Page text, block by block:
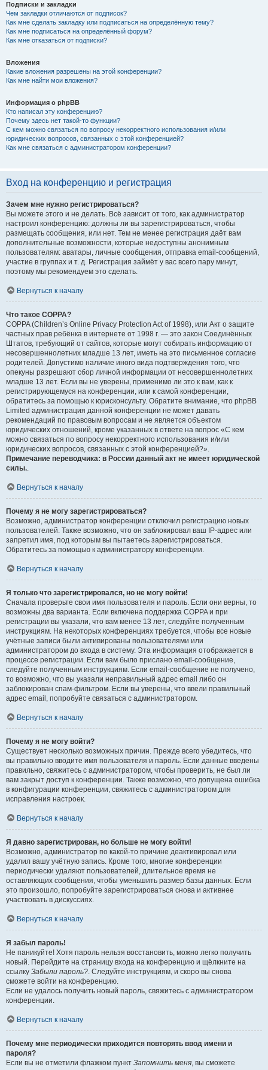
Подписки и закладки
Чем закладки отличаются от подписок?
Как мне сделать закладку или подписаться на определённую тему?
Как мне подписаться на определённый форум?
Как мне отказаться от подписки?
Вложения
Какие вложения разрешены на этой конференции?
Как мне найти мои вложения?
Информация о phpBB
Кто написал эту конференцию?
Почему здесь нет такой-то функции?
С кем можно связаться по вопросу некорректного использования и/или
юридических вопросов, связанных с этой конференцией?
Как мне связаться с администратором конференции?
Вход на конференцию и регистрация
Зачем мне нужно регистрироваться?
Вы можете этого и не делать. Всё зависит от того, как администратор
настроил конференцию: должны ли вы зарегистрироваться, чтобы
размещать сообщения, или нет. Тем не менее регистрация даёт вам
дополнительные возможности, которые недоступны анонимным
пользователям: аватары, личные сообщения, отправка email-сообщений,
участие в группах и т. д. Регистрация займёт у вас всего пару минут,
поэтому мы рекомендуем это сделать.
Вернуться к началу
Что такое COPPA?
COPPA (Children’s Online Privacy Protection Act of 1998), или Акт о защите
частных прав ребёнка в интернете от 1998 г. — это закон Соединённых
Штатов, требующий от сайтов, которые могут собирать информацию от
несовершеннолетних младше 13 лет, иметь на это письменное согласие
родителей. Допустимо наличие иного вида подтверждения того, что
опекуны разрешают сбор личной информации от несовершеннолетних
младше 13 лет. Если вы не уверены, применимо ли это к вам, как к
регистрирующемуся на конференции, или к самой конференции,
обратитесь за помощью к юрисконсульту. Обратите внимание, что phpBB
Limited администрация данной конференции не может давать
рекомендаций по правовым вопросам и не является объектом
юридических отношений, кроме указанных в ответе на вопрос «С кем
можно связаться по вопросу некорректного использования и/или
юридических вопросов, связанных с этой конференцией?».
Примечание переводчика: в России данный акт не имеет юридической
силы..
Вернуться к началу
Почему я не могу зарегистрироваться?
Возможно, администратор конференции отключил регистрацию новых
пользователей. Также возможно, что он заблокировал ваш IP-адрес или
запретил имя, под которым вы пытаетесь зарегистрироваться.
Обратитесь за помощью к администратору конференции.
Вернуться к началу
Я только что зарегистрировался, но не могу войти!
Сначала проверьте свои имя пользователя и пароль. Если они верны, то
возможны два варианта. Если включена поддержка COPPA и при
регистрации вы указали, что вам менее 13 лет, следуйте полученным
инструкциям. На некоторых конференциях требуется, чтобы все новые
учётные записи были активированы пользователями или
администратором до входа в систему. Эта информация отображается в
процессе регистрации. Если вам было прислано email-сообщение,
следуйте полученным инструкциям. Если email-сообщение не получено,
то возможно, что вы указали неправильный адрес email либо он
заблокирован спам-фильтром. Если вы уверены, что ввели правильный
адрес email, попробуйте связаться с администратором.
Вернуться к началу
Почему я не могу войти?
Существует несколько возможных причин. Прежде всего убедитесь, что
вы правильно вводите имя пользователя и пароль. Если данные введены
правильно, свяжитесь с администратором, чтобы проверить, не был ли
вам закрыт доступ к конференции. Также возможно, что допущена ошибка
в конфигурации конференции, свяжитесь с администратором для
исправления настроек.
Вернуться к началу
Я давно зарегистрирован, но больше не могу войти!
Возможно, администратор по какой-то причине деактивировал или
удалил вашу учётную запись. Кроме того, многие конференции
периодически удаляют пользователей, длительное время не
оставляющих сообщения, чтобы уменьшить размер базы данных. Если
это произошло, попробуйте зарегистрироваться снова и активнее
участвовать в дискуссиях.
Вернуться к началу
Я забыл пароль!
Не паникуйте! Хотя пароль нельзя восстановить, можно легко получить
новый. Перейдите на страницу входа на конференцию и щёлкните на
ссылку Забыли пароль?. Следуйте инструкциям, и скоро вы снова
сможете войти на конференцию.
Если не удалось получить новый пароль, свяжитесь с администратором
конференции.
Вернуться к началу
Почему мне периодически приходится повторять ввод имени и
пароля?
Если вы не отметили флажком пункт Запомнить меня, вы сможете